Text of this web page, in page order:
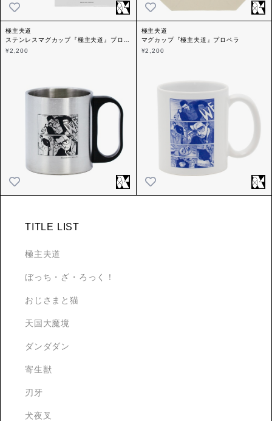
極主夫道
ステンレスマグカップ『極主夫道』プロペ
ラ
¥2,200
極主夫道
マグカップ『極主夫道』プロペラ
¥2,200
TITLE LIST
極主夫道
ぼっち・ざ・ろっく！
おじさまと猫
天国大魔境
ダンダダン
寄生獣
刃牙
犬夜叉